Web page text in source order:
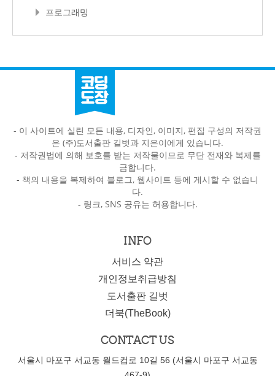
프로그래밍
- 이 사이트에 실린 모든 내용, 디자인, 이미지, 편집 구성의 저작권
은 (주)도서출판 길벗과 지은이에게 있습니다.
- 저작권법에 의해 보호를 받는 저작물이므로 무단 전재와 복제를
금합니다.
- 책의 내용을 복제하여 블로그, 웹사이트 등에 게시할 수 없습니
다.
- 링크, SNS 공유는 허용합니다.
INFO
서비스 약관
개인정보취급방침
도서출판 길벗
더북(TheBook)
CONTACT US
서울시 마포구 서교동 월드컵로 10길 56 (서울시 마포구 서교동